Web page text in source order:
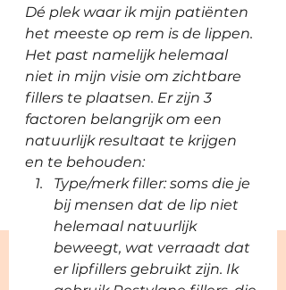
Dé plek waar ik mijn patiënten
het meeste op rem is de lippen.
Het past namelijk helemaal
niet in mijn visie om zichtbare
fillers te plaatsen. Er zijn 3
factoren belangrijk om een
natuurlijk resultaat te krijgen
en te behouden:
Type/merk filler: soms die je
bij mensen dat de lip niet
helemaal natuurlijk
beweegt, wat verraadt dat
er lipfillers gebruikt zijn. Ik